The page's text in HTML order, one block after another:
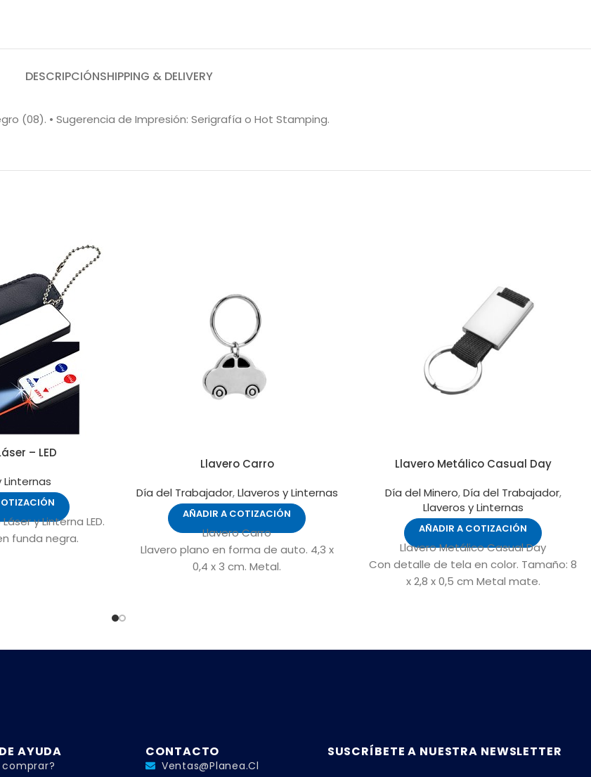
DESCRIPCIÓNSHIPPING & DELIVERY
(08). • Sugerencia de Impresión: Serigrafía o Hot Stamping.
– LED
Linternas
y Linterna LED.
funda negra.
Llavero Carro
Día del Trabajador,Llaveros y Linternas
AÑADIR A COTIZACIÓN
Llavero Carro
Llavero plano en forma de auto. 4,3 x
0,4 x 3 cm. Metal.
Llavero Metálico Casual Day
Día del Minero,Día del Trabajador,
Llaveros y Linternas
AÑADIR A COTIZACIÓN
Llavero Metálico Casual Day
Con detalle de tela en color. Tamaño: 8
x 2,8 x 0,5 cm Metal mate.
AYUDA CONTACTO
Ventas@planea.cl
SUSCRÍBETE A NUESTRA NEWSLETTER